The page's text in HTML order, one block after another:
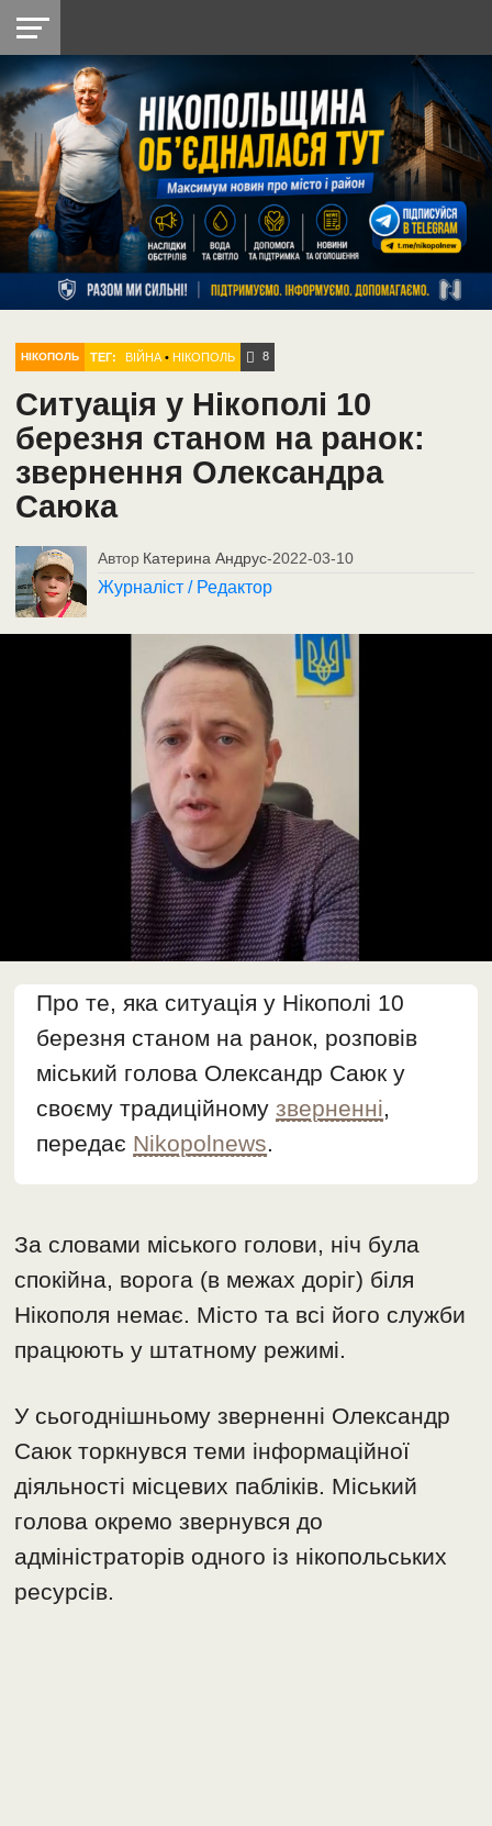
НІКОПОЛЬ
РАЙОН
СІЧЕСЛАВСЬКА
УКРАЇНА
РЕТРО
НІКОПОЛЬ
ЛАЙТ
УКРАЇНА
ДОПОМОГА
РАДІО
НІКОПОЛЬ ТЕГ: ВІЙНА •НІКОПОЛЬ 8
Ситуація у Нікополі 10
березня станом на ранок:
звернення Олександра
Саюка
Автор Катерина Андрус-2022-03-10
Журналіст / Редактор
Про те, яка ситуація у Нікополі 10
березня станом на ранок, розповів
міський голова Олександр Саюк у
своєму традиційномузверненні,
передає Nikopolnews.
За словами міського голови, ніч була
спокійна, ворога (в межах доріг) біля
Нікополя немає. Місто та всі його служби
працюють у штатному режимі.
У сьогоднішньому зверненні Олександр
Саюк торкнувся теми інформаційної
діяльності місцевих пабліків. Міський
голова окремо звернувся до
адміністраторів одного із нікопольських
ресурсів.